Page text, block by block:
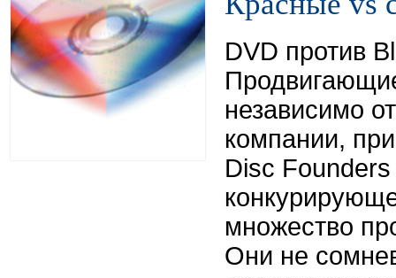
DVD против
независимо
компании,
Disc
множество
Они не